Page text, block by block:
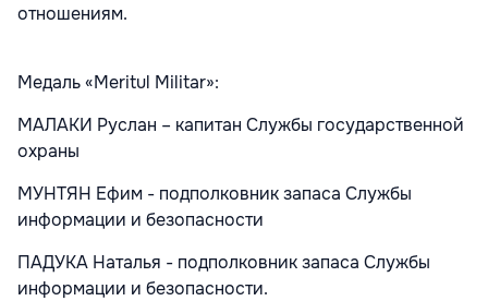
отношениям.
Медаль «Meritul Militar»:
МАЛАКИ Руслан – капитан Службы государственной
охраны
МУНТЯН Ефим - подполковник запаса Службы
информации и безопасности
ПАДУКА Наталья - подполковник запаса Службы
информации и безопасности.